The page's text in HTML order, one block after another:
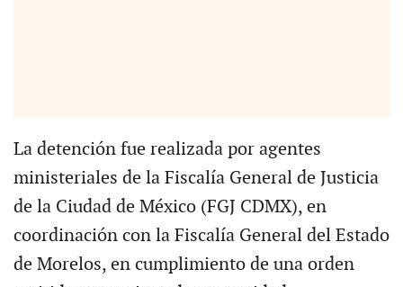
La detención fue realizada por agentes
ministeriales de la Fiscalía General de Justicia
de la Ciudad de México (FGJ CDMX), en
coordinación con la Fiscalía General del Estado
de Morelos, en cumplimiento de una orden